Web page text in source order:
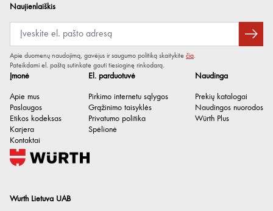
Wurth Lietuva UAB
Įmonė
Apie mus
Paslaugos
Etikos kodeksas
Karjera
Kontaktai
El. parduotuvė
Pirkimo internetu sąlygos
Grąžinimo taisyklės
Privatumo politika
Spėlionė
Naudinga
Prekių katalogai
Naudingos nuorodos
Würth Plus
Naujienlaiškis
Apie duomenų naudojimą, gavėjus ir saugumo politiką skaitykite čia.
Pateikdami el. paštą sutinkate gauti tiesioginę rinkodarą.